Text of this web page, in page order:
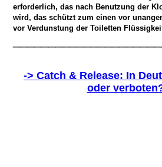
erforderlich, das nach Benutzung der
wird, das schützt zum einen vor
vor Verdunstung der Toiletten
-> Catch & Release: In
oder